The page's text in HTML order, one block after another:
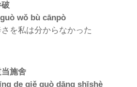
wǒ bù cānpò
を私は分からなかった
施舍
de qiě guò dāng shīshè